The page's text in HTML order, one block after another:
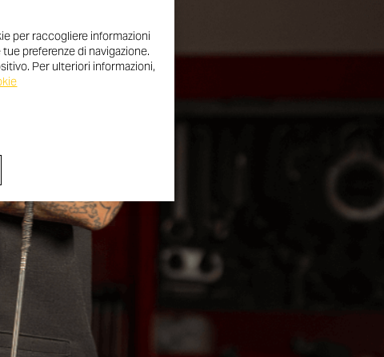
per raccogliere informazioni
preferenze di navigazione.
Per ulteriori informazioni,